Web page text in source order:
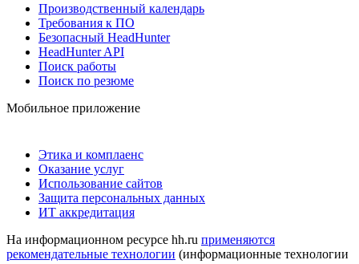
Производственный календарь
Требования к ПО
Безопасный HeadHunter
HeadHunter API
Поиск работы
Поиск по резюме
Мобильное приложение
Этика и комплаенс
Оказание услуг
Использование сайтов
Защита персональных данных
ИТ аккредитация
На информационном ресурсе hh.ru применяются
рекомендательные технологии (информационные технологии